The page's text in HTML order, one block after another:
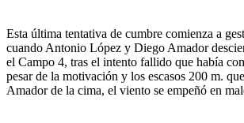
Esta última tentativa de cumbre comienza a
cuando Antonio López y Diego Amador
el Campo 4, tras el intento fallido que había
pesar de la motivación y los escasos 200 m.
Amador de la cima, el viento se empeñó en